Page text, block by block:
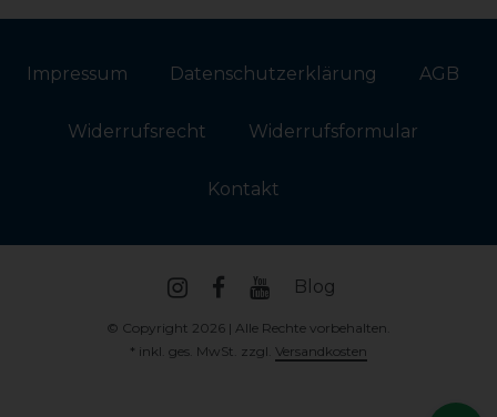
Impressum Daten­schutz­erklärung AGB
Widerrufs­recht Widerrufs­formular
Kontakt
Blog
© Copyright 2026 | Alle Rechte vorbehalten.
* inkl. ges. MwSt. zzgl. Versandkosten